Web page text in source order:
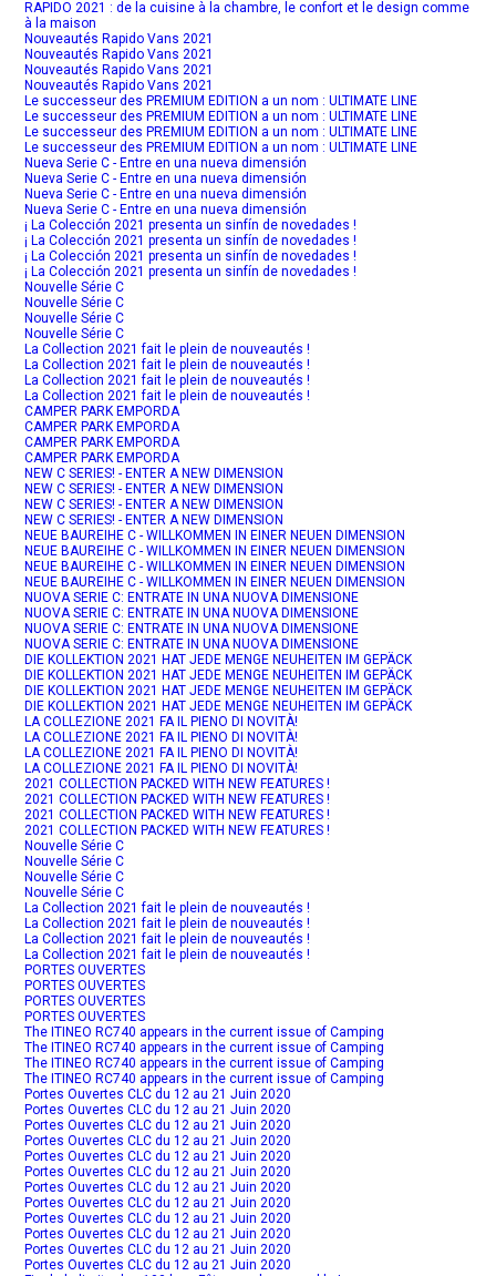
RAPIDO 2021 : de la cuisine à la chambre, le confort et le design comme
à la maison
Nouveautés Rapido Vans 2021
Nouveautés Rapido Vans 2021
Nouveautés Rapido Vans 2021
Nouveautés Rapido Vans 2021
Le successeur des PREMIUM EDITION a un nom : ULTIMATE LINE
Le successeur des PREMIUM EDITION a un nom : ULTIMATE LINE
Le successeur des PREMIUM EDITION a un nom : ULTIMATE LINE
Le successeur des PREMIUM EDITION a un nom : ULTIMATE LINE
Nueva Serie C - Entre en una nueva dimensión
Nueva Serie C - Entre en una nueva dimensión
Nueva Serie C - Entre en una nueva dimensión
Nueva Serie C - Entre en una nueva dimensión
¡ La Colección 2021 presenta un sinfín de novedades !
¡ La Colección 2021 presenta un sinfín de novedades !
¡ La Colección 2021 presenta un sinfín de novedades !
¡ La Colección 2021 presenta un sinfín de novedades !
Nouvelle Série C
Nouvelle Série C
Nouvelle Série C
Nouvelle Série C
La Collection 2021 fait le plein de nouveautés !
La Collection 2021 fait le plein de nouveautés !
La Collection 2021 fait le plein de nouveautés !
La Collection 2021 fait le plein de nouveautés !
CAMPER PARK EMPORDA
CAMPER PARK EMPORDA
CAMPER PARK EMPORDA
CAMPER PARK EMPORDA
NEW C SERIES! - ENTER A NEW DIMENSION
NEW C SERIES! - ENTER A NEW DIMENSION
NEW C SERIES! - ENTER A NEW DIMENSION
NEW C SERIES! - ENTER A NEW DIMENSION
NEUE BAUREIHE C - WILLKOMMEN IN EINER NEUEN DIMENSION
NEUE BAUREIHE C - WILLKOMMEN IN EINER NEUEN DIMENSION
NEUE BAUREIHE C - WILLKOMMEN IN EINER NEUEN DIMENSION
NEUE BAUREIHE C - WILLKOMMEN IN EINER NEUEN DIMENSION
NUOVA SERIE C: ENTRATE IN UNA NUOVA DIMENSIONE
NUOVA SERIE C: ENTRATE IN UNA NUOVA DIMENSIONE
NUOVA SERIE C: ENTRATE IN UNA NUOVA DIMENSIONE
NUOVA SERIE C: ENTRATE IN UNA NUOVA DIMENSIONE
DIE KOLLEKTION 2021 HAT JEDE MENGE NEUHEITEN IM GEPÄCK
DIE KOLLEKTION 2021 HAT JEDE MENGE NEUHEITEN IM GEPÄCK
DIE KOLLEKTION 2021 HAT JEDE MENGE NEUHEITEN IM GEPÄCK
DIE KOLLEKTION 2021 HAT JEDE MENGE NEUHEITEN IM GEPÄCK
LA COLLEZIONE 2021 FA IL PIENO DI NOVITÀ!
LA COLLEZIONE 2021 FA IL PIENO DI NOVITÀ!
LA COLLEZIONE 2021 FA IL PIENO DI NOVITÀ!
LA COLLEZIONE 2021 FA IL PIENO DI NOVITÀ!
2021 COLLECTION PACKED WITH NEW FEATURES !
2021 COLLECTION PACKED WITH NEW FEATURES !
2021 COLLECTION PACKED WITH NEW FEATURES !
2021 COLLECTION PACKED WITH NEW FEATURES !
Nouvelle Série C
Nouvelle Série C
Nouvelle Série C
Nouvelle Série C
La Collection 2021 fait le plein de nouveautés !
La Collection 2021 fait le plein de nouveautés !
La Collection 2021 fait le plein de nouveautés !
La Collection 2021 fait le plein de nouveautés !
PORTES OUVERTES
PORTES OUVERTES
PORTES OUVERTES
PORTES OUVERTES
The ITINEO RC740 appears in the current issue of Camping
The ITINEO RC740 appears in the current issue of Camping
The ITINEO RC740 appears in the current issue of Camping
The ITINEO RC740 appears in the current issue of Camping
Portes Ouvertes CLC du 12 au 21 Juin 2020
Portes Ouvertes CLC du 12 au 21 Juin 2020
Portes Ouvertes CLC du 12 au 21 Juin 2020
Portes Ouvertes CLC du 12 au 21 Juin 2020
Portes Ouvertes CLC du 12 au 21 Juin 2020
Portes Ouvertes CLC du 12 au 21 Juin 2020
Portes Ouvertes CLC du 12 au 21 Juin 2020
Portes Ouvertes CLC du 12 au 21 Juin 2020
Portes Ouvertes CLC du 12 au 21 Juin 2020
Portes Ouvertes CLC du 12 au 21 Juin 2020
Portes Ouvertes CLC du 12 au 21 Juin 2020
Portes Ouvertes CLC du 12 au 21 Juin 2020